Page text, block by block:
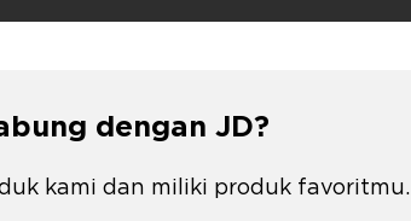
dengan JD?
kami dan miliki produk favoritmu.